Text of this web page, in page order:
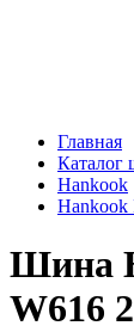
Главная
Каталог
Hankook
Hankook
Шина
W616